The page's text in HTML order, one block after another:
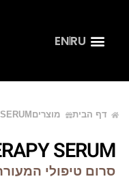
RU
EN
דף הבית מוצרים
SERUM
סרום טיפולי